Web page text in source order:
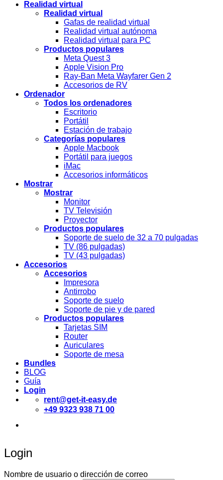
Realidad virtual
Realidad virtual
Gafas de realidad virtual
Realidad virtual autónoma
Realidad virtual para PC
Productos populares
Meta Quest 3
Apple Vision Pro
Ray-Ban Meta Wayfarer Gen 2
Accesorios de RV
Ordenador
Todos los ordenadores
Escritorio
Portátil
Estación de trabajo
Categorías populares
Apple Macbook
Portátil para juegos
iMac
Accesorios informáticos
Mostrar
Mostrar
Monitor
TV Televisión
Proyector
Productos populares
Soporte de suelo de 32 a 70 pulgadas
TV (86 pulgadas)
TV (43 pulgadas)
Accesorios
Accesorios
Impresora
Antirrobo
Soporte de suelo
Soporte de pie y de pared
Productos populares
Tarjetas SIM
Router
Auriculares
Soporte de mesa
Bundles
BLOG
Guía
Login
rent@get-it-easy.de
+49 9323 938 71 00
Login
Nombre de usuario o dirección de correo